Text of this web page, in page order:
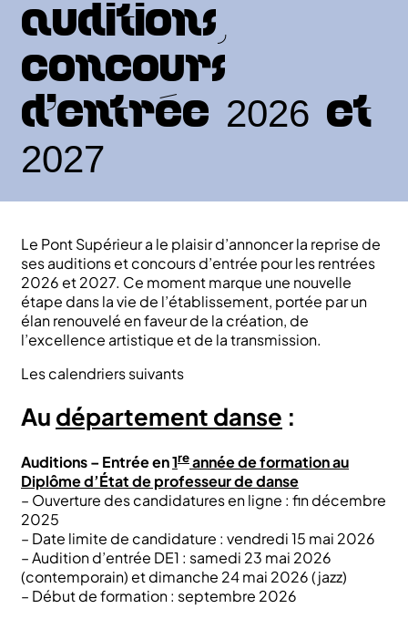
Auditions,
concours
d’entrée 2026 et
2027
Le Pont Supérieur a le plaisir d’annoncer la reprise de
ses auditions et concours d’entrée pour les rentrées
2026 et 2027. Ce moment marque une nouvelle
étape dans la vie de l’établissement, portée par un
élan renouvelé en faveur de la création, de
l’excellence artistique et de la transmission.
Les calendriers suivants
Au département danse :
Auditions – Entrée en1reannée de formation au
Diplôme d’État de professeur de danse
– Ouverture des candidatures en ligne : fin décembre
2025
– Date limite de candidature : vendredi 15 mai 2026
– Audition d’entrée DE1 : samedi 23 mai 2026
(contemporain) et dimanche 24 mai 2026 (jazz)
– Début de formation : septembre 2026